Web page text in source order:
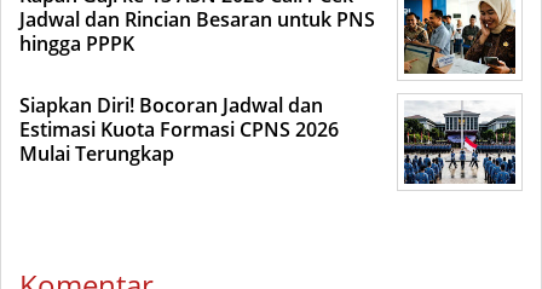
Jadwal dan Rincian Besaran untuk PNS
hingga PPPK
Siapkan Diri! Bocoran Jadwal dan
Estimasi Kuota Formasi CPNS 2026
Mulai Terungkap